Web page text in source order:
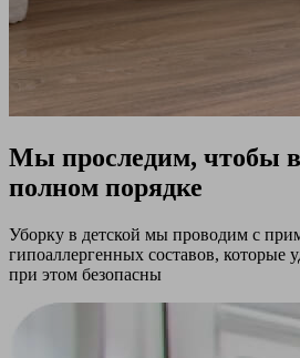
Мы проследим, чтобы
полном порядке
Уборку в детской мы проводим с
гипоаллергенных составов, которые
при этом безопасны